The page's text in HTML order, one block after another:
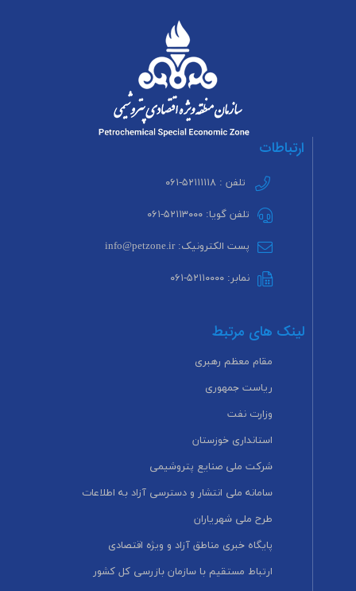
ارتباطات
تلفن : ۵۲۱۱۱۱۱۸-۰۶۱
تلفن گویا: ۵۲۱۱۳۰۰۰-۰۶۱
پست الکترونیک: info@petzone.ir
نمابر: ۵۲۱۱۰۰۰۰-۰۶۱
لینک های مرتبط
مقام معظم رهبری
ریاست جمهوری
وزارت نفت
استانداری خوزستان
شرکت ملی صنایع پتروشیمی
سامانه ملی انتشار و دسترسی آزاد به اطلاعات
طرح ملی شهریاران
پایگاه خبری مناطق آزاد و ویژه اقتصادی
ارتباط مستقیم با سازمان بازرسی کل کشور